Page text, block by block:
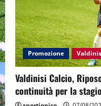
Promozione
Valdinisi Calcio,
continuità per la